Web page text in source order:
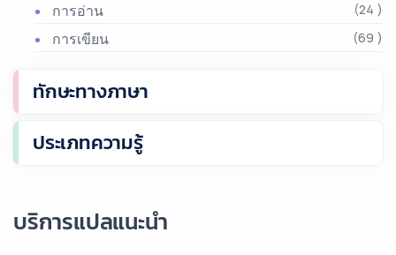
การอ่าน (24 )
การเขียน (69 )
ทักษะทางภาษา
ประเภทความรู้
บริการแปลแนะนำ